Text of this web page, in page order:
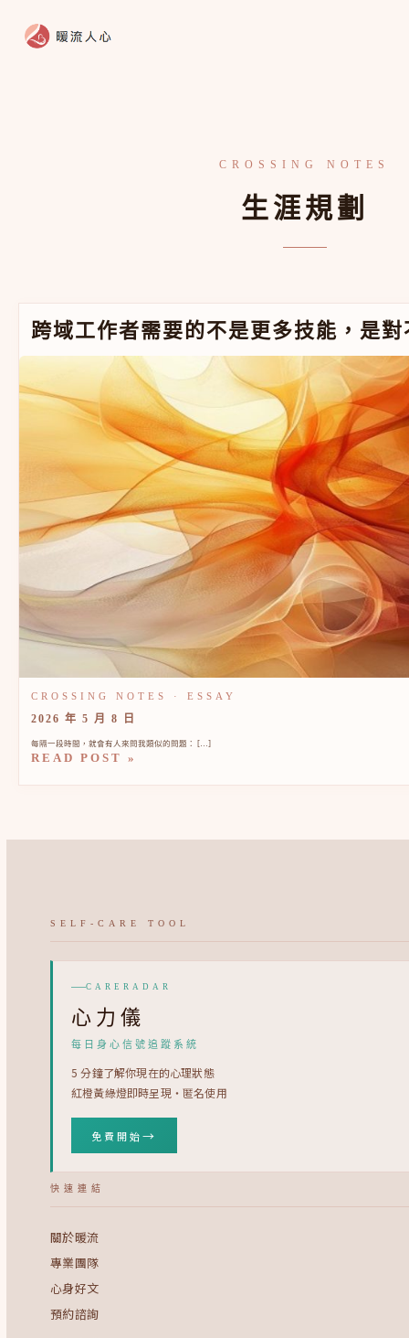
生涯規劃
跨域工作者需要的不是更多技能，是
2026 年 5 月 8 日
每隔一段時間，就會有人來問我類似的問題： […]
跨域工作者需要的不是更多技能，是對不確定性的耐受度
READ POST »
SELF-CARE TOOL
CARERADAR
心力儀
每日身心信號追蹤系統
5 分鐘了解你現在的心理狀態
紅橙黃綠燈即時呈現・匿名使用
免費開始→
快速連結
關於暖流
專業團隊
心身好文
預約諮詢